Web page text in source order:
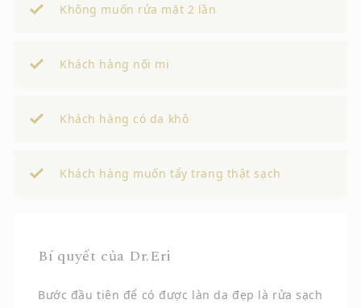
Không muốn rửa mặt 2 lần
Khách hàng nối mi
Khách hàng có da khô
Khách hàng muốn tẩy trang thật sạch
Bí quyết của Dr.Eri
Bước đầu tiên để có được làn da đẹp là rửa sạch